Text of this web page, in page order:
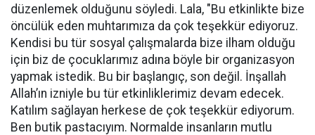
düzenlemek olduğunu söyledi. Lala, "Bu etkinlikte bize
öncülük eden muhtarımıza da çok teşekkür ediyoruz.
Kendisi bu tür sosyal çalışmalarda bize ilham olduğu
için biz de çocuklarımız adına böyle bir organizasyon
yapmak istedik. Bu bir başlangıç, son değil. İnşallah
Allah’ın izniyle bu tür etkinliklerimiz devam edecek.
Katılım sağlayan herkese de çok teşekkür ediyorum.
Ben butik pastacıyım. Normalde insanların mutlu